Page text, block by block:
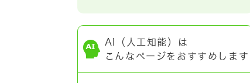
AI（人工知能）は
こんなページをおすすめします